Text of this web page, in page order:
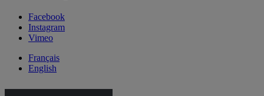
Facebook
Instagram
Vimeo
Français
English